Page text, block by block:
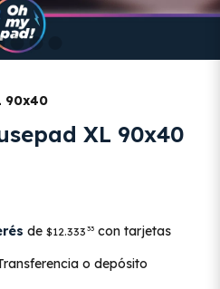
90x40
XL 90x40
de$12.333 33 con tarjetas
o depósito